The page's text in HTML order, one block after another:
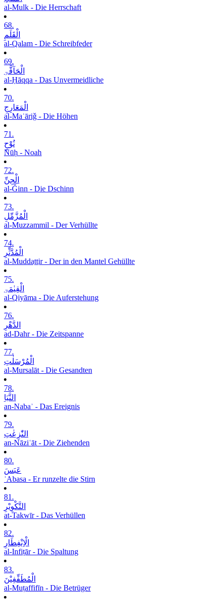
al-Mulk - Die Herrschaft
68.
الْقَلَمِ
al-Qalam - Die Schreibfeder
69.
الْحَآقَّۃِ
al-Ḥāqqa - Das Unvermeidliche
70.
الْمَعَارِجِ
al-Maʿāriǧ - Die Höhen
71.
نُوْحٍ
Nūḥ - Noah
72.
الْجِنِّ
al-Ǧinn - Die Dschinn
73.
الْمُزَّمِّلِ
al-Muzzammil - Der Verhüllte
74.
الْمُدَّثِّرِ
al-Muddaṯṯir - Der in den Mantel Gehüllte
75.
الْقِیٰمَۃِ
al-Qiyāma - Die Auferstehung
76.
الدَّھْرِ
ad-Dahr - Die Zeitspanne
77.
الْمُرْسَلٰتِ
al-Mursalāt - Die Gesandten
78.
النَّبَاِ
an-Nabaʾ - Das Ereignis
79.
النّٰزِعٰتِ
an-Nāziʿāt - Die Ziehenden
80.
عَبَسَ
ʿAbasa - Er runzelte die Stirn
81.
التَّکْوِیْرِ
at-Takwīr - Das Verhüllen
82.
الْاِنْفِطَارِ
al-Infiṭār - Die Spaltung
83.
الْمُطَفِّفِیْنَ
al-Muṭaffifīn - Die Betrüger